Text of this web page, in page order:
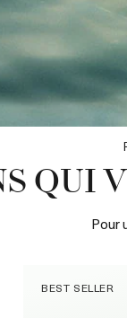
QUI
Pour
BEST SELLER